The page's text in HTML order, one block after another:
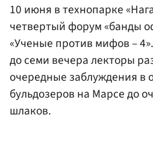
10 июня в технопарке
четвертый форум «банды
«Ученые против мифов –
до семи вечера лекторы
очередные заблуждения в
бульдозеров на Марсе до
шлаков.